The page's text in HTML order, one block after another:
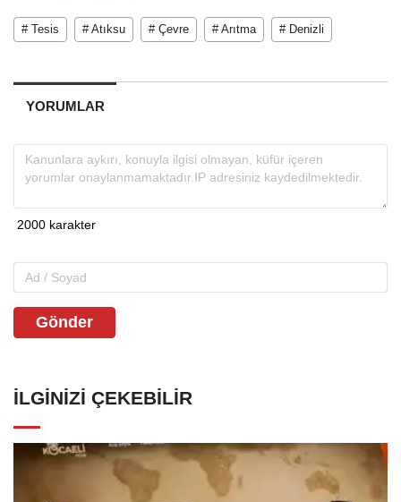
# Tesis # Atıksu # Çevre # Arıtma # Denizli
YORUMLAR
Gönder
İLGINIZI ÇEKEBILIR